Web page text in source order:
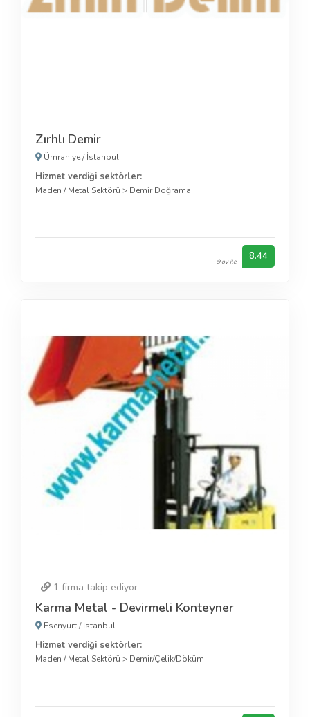
Zırhlı Demir
Ümraniye/İstanbul
Hizmet verdiği sektörler:
Maden / Metal Sektörü > Demir Doğrama
9 oy ile 8.44
1 firma takip ediyor
Karma Metal - Devirmeli Konteyner
Esenyurt/İstanbul
Hizmet verdiği sektörler:
Maden / Metal Sektörü > Demir/Çelik/Döküm